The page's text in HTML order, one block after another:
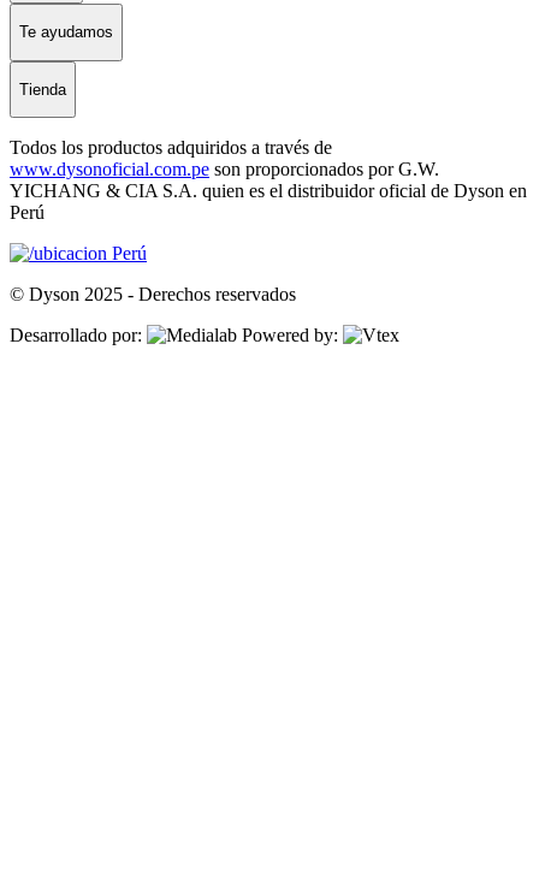
Te ayudamos
Tienda
Todos los productos adquiridos a través de
www.dysonoficial.com.pe son proporcionados por G.W.
YICHANG & CIA S.A. quien es el distribuidor oficial de Dyson en
Perú
Perú
© Dyson 2025 - Derechos reservados
Desarrollado por:
Powered by: